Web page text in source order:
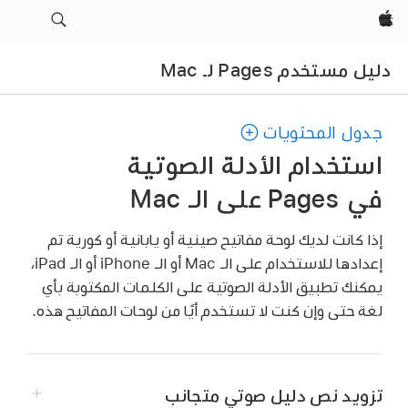
Apple‏
دليل مستخدم Pages لـ Mac
جدول المحتويات
استخدام الأدلة الصوتية
في Pages على الـ Mac
إذا كانت لديك لوحة مفاتيح صينية أو يابانية أو كورية تم
إعدادها للاستخدام على الـ Mac أو الـ iPhone أو الـ iPad،
يمكنك تطبيق الأدلة الصوتية على الكلمات المكتوبة بأي
لغة حتى وإن كنت لا تستخدم أيًا من لوحات المفاتيح هذه.
تزويد نص دليل صوتي متجانب